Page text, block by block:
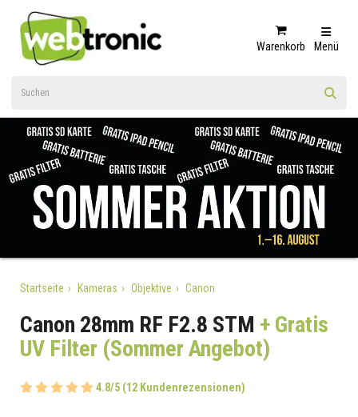
Warenkorb Menü
Startseite Kameras Objektive Canon
Canon 28mm RF F2.8 STM + Gratis
UV Filter (Sommer Angebot)
4.8/5 (12 Kundenrezensionen)